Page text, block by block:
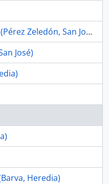
San Isidro de El General (Pérez Zeledón, San José)
José)
Heredia)